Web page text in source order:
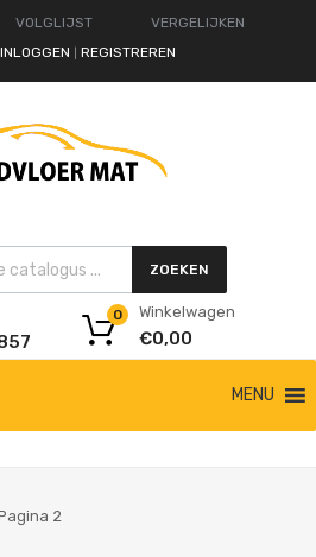
VOLGLIJST
VERGELIJKEN
INLOGGEN REGISTREREN
ZOEKEN
Winkelwagen
€0,00
0
MENU
2